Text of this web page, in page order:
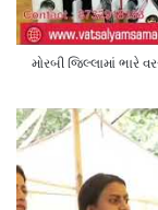
મોરબી જિલ્લામાં ભારે